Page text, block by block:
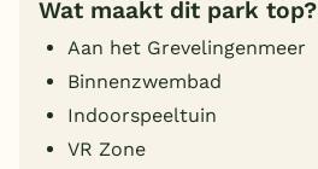
Wat maakt dit park top?
Aan het Grevelingenmeer
Binnenzwembad
Indoorspeeltuin
VR Zone